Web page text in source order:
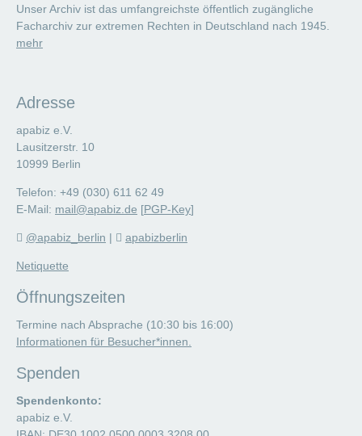
Unser Archiv ist das umfangreichste öffentlich zugängliche
Facharchiv zur extremen Rechten in Deutschland nach 1945.
mehr
Adresse
apabiz e.V.
Lausitzerstr. 10
10999 Berlin
Telefon: +49 (030) 611 62 49
E-Mail: mail@apabiz.de [PGP-Key]
@apabiz_berlin | apabizberlin
Netiquette
Öffnungszeiten
Termine nach Absprache (10:30 bis 16:00)
Informationen für Besucher*innen.
Spenden
Spendenkonto:
apabiz e.V.